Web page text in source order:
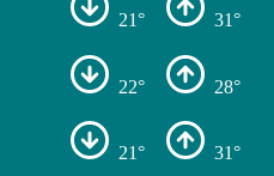
21° 31°
22° 28°
21° 31°